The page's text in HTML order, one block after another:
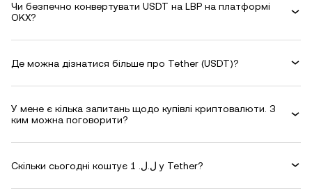
Чи безпечно конвертувати USDT на LBP на платформі
OKX?
Де можна дізнатися більше про Tether (USDT)?
У мене є кілька запитань щодо купівлі криптовалюти. З
ким можна поговорити?
Скільки сьогодні коштує 1 .ل.ل у Tether?